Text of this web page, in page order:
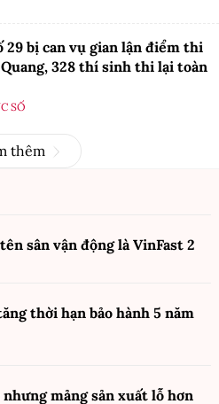
29 bị can vụ gian lận điểm thi
328 thí sinh thi lại toàn
SỐ
thêm
sân vận động là VinFast 2
thời hạn bảo hành 5 năm
mảng sản xuất lỗ hơn